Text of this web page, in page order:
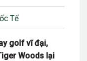
Tế
golf vĩ đại,
Woods lại